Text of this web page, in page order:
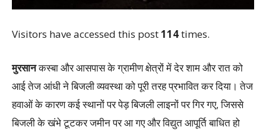
Visitors have accessed this post114times.
मुरसानकस्बा और आसपास के ग्रामीण क्षेत्रों में देर शाम और रात को
आई तेज आंधी ने बिजली व्यवस्था को पूरी तरह प्रभावित कर दिया। तेज
हवाओं के कारण कई स्थानों पर पेड़ बिजली लाइनों पर गिर गए, जिससे
बिजली के खंभे टूटकर जमीन पर आ गए और विद्युत आपूर्ति बाधित हो